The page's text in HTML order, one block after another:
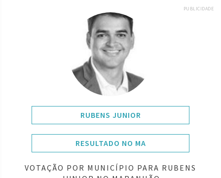
PUBLICIDADE
RUBENS JUNIOR
RESULTADO NO MA
VOTAÇÃO POR MUNICÍPIO PARA RUBENS